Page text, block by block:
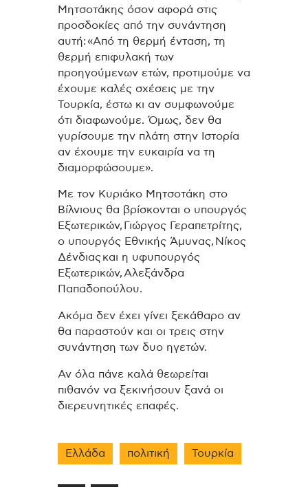
Μητσοτάκης όσον αφορά στις
προσδοκίες από την συνάντηση
αυτή: «Από τη θερμή ένταση, τη
θερμή επιφυλακή των
προηγούμενων ετών, προτιμούμε να
έχουμε καλές σχέσεις με την
Τουρκία, έστω κι αν συμφωνούμε
ότι διαφωνούμε. Όμως, δεν θα
γυρίσουμε την πλάτη στην Iστορία
αν έχουμε την ευκαιρία να τη
διαμορφώσουμε».
Με τον Κυριάκο Μητσοτάκη στο
Βίλνιους θα βρίσκονται ο υπουργός
Εξωτερικών, Γιώργος Γεραπετρίτης,
ο υπουργός Εθνικής Άμυνας, Νίκος
Δένδιας και η υφυπουργός
Εξωτερικών, Αλεξάνδρα
Παπαδοπούλου.
Ακόμα δεν έχει γίνει ξεκάθαρο αν
θα παραστούν και οι τρεις στην
συνάντηση των δυο ηγετών.
Αν όλα πάνε καλά θεωρείται
πιθανόν να ξεκινήσουν ξανά οι
διερευνητικές επαφές.
Ελλάδα πολιτική Τουρκία